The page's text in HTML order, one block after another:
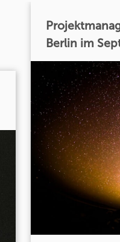
Berlin im